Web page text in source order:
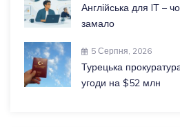
Англійська для IT –
замало
5 Серпня, 2026
Турецька
угоди на $52 млн